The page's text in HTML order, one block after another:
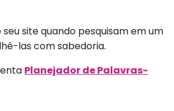
site quando pesquisam em um
las com sabedoria.
Planejador de Palavras-